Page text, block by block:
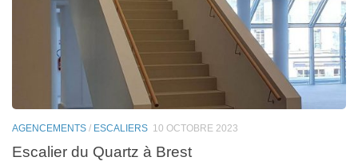
AGENCEMENTS / ESCALIERS 10 OCTOBRE 2023
Escalier du Quartz à Brest